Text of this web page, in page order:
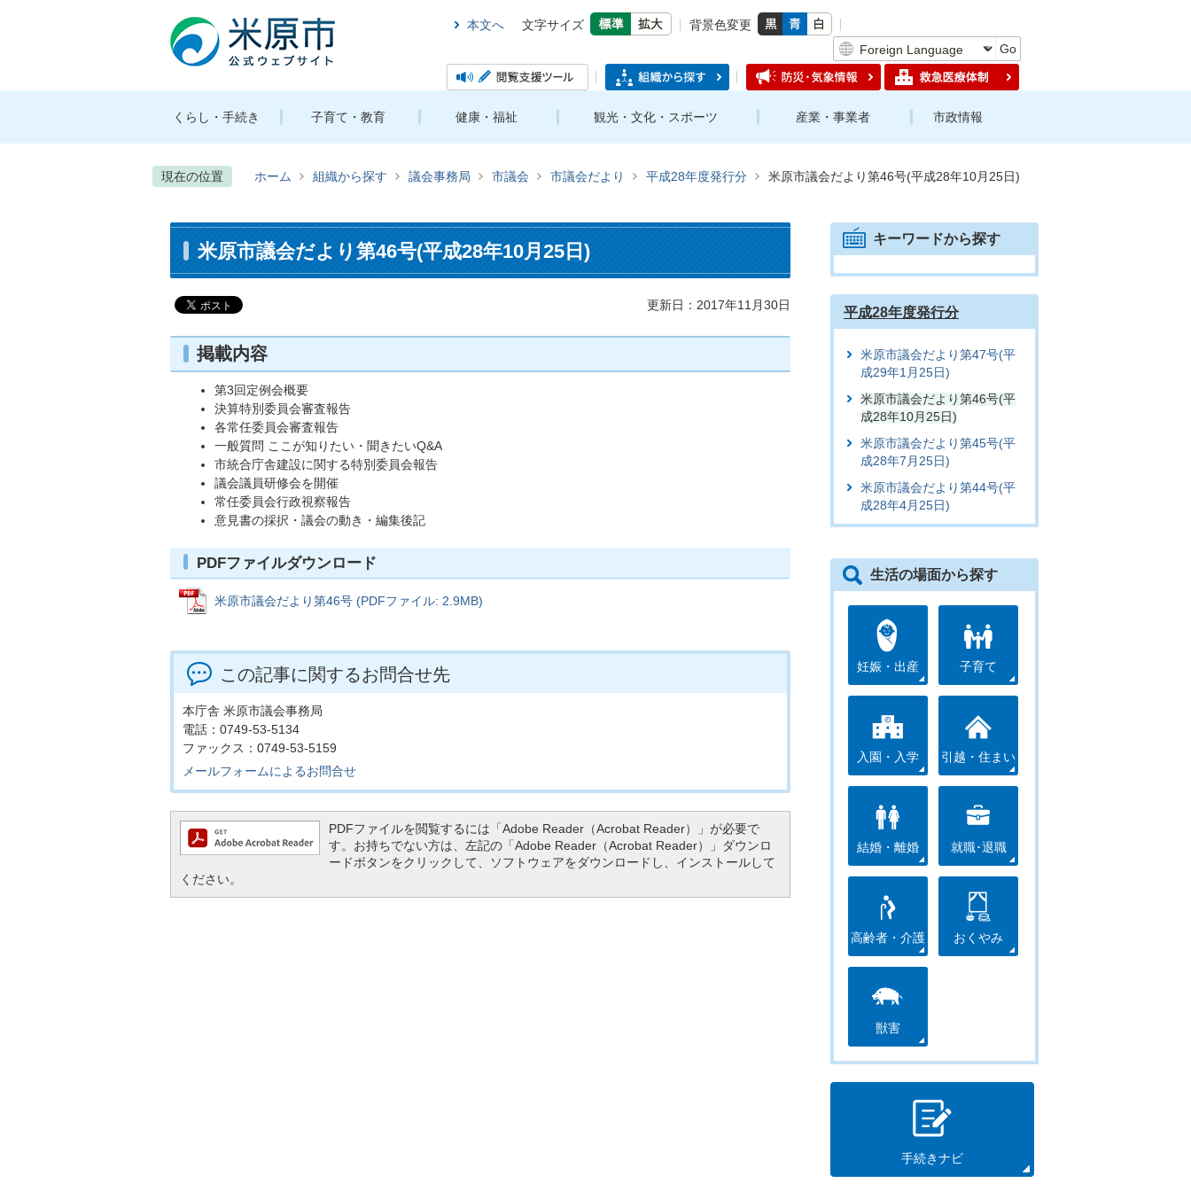
本文へ 文字サイズ
背景色変更
Go
くらし・手続き 子育て・教育 健康・福祉 観光・文化・スポーツ 産業・事業者 市政情報
現在の位置 ホーム 組織から探す 議会事務局 市議会 市議会だより 平成28年度発行分 米原市議会だより第46号(平成28年10月25日)
米原市議会だより第46号(平成28年10月25日)
更新日：2017年11月30日
掲載内容
第3回定例会概要
決算特別委員会審査報告
各常任委員会審査報告
一般質問 ここが知りたい・聞きたいQ&A
市統合庁舎建設に関する特別委員会報告
議会議員研修会を開催
常任委員会行政視察報告
意見書の採択・議会の動き・編集後記
PDFファイルダウンロード
米原市議会だより第46号 (PDFファイル: 2.9MB)
この記事に関するお問合せ先
本庁舎 米原市議会事務局
電話：0749-53-5134
ファックス：0749-53-5159
メールフォームによるお問合せ
PDFファイルを閲覧するには「Adobe Reader（Acrobat Reader）」が必要で
す。お持ちでない方は、左記の「Adobe Reader（Acrobat Reader）」ダウンロ
ードボタンをクリックして、ソフトウェアをダウンロードし、インストールして
ください。
キーワードから探す
平成28年度発行分
米原市議会だより第47号(平
成29年1月25日)
米原市議会だより第46号(平
成28年10月25日)
米原市議会だより第45号(平
成28年7月25日)
米原市議会だより第44号(平
成28年4月25日)
生活の場面から探す
妊娠・出産 子育て
入園・入学 引越・住まい
結婚・離婚 就職･退職
高齢者・介護 おくやみ
獣害
手続きナビ